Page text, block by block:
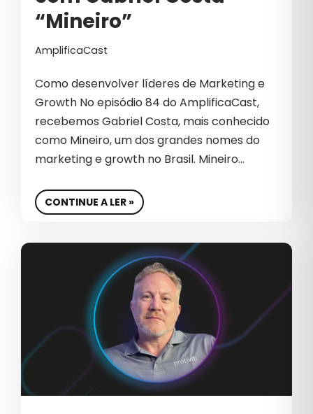
B2B INTERNACIONAL
BIOTECNOLOGIA
CAMPANHAS PATROCINADAS
CAPTURA DE DEMANDA
CARREIRA
CEO
CHATGPT
CIBERSEGURANÇA
CLIQUES INVÁLIDOS
COMO VENDER MAIS
COMUNICAÇÃO B2B
“Mineiro”
AmplificaCast
Como desenvolver líderes de Marketing e
Growth No episódio 84 do AmplificaCast,
recebemos Gabriel Costa, mais conhecido
como Mineiro, um dos grandes nomes do
marketing e growth no Brasil. Mineiro…
CONTINUE A LER »